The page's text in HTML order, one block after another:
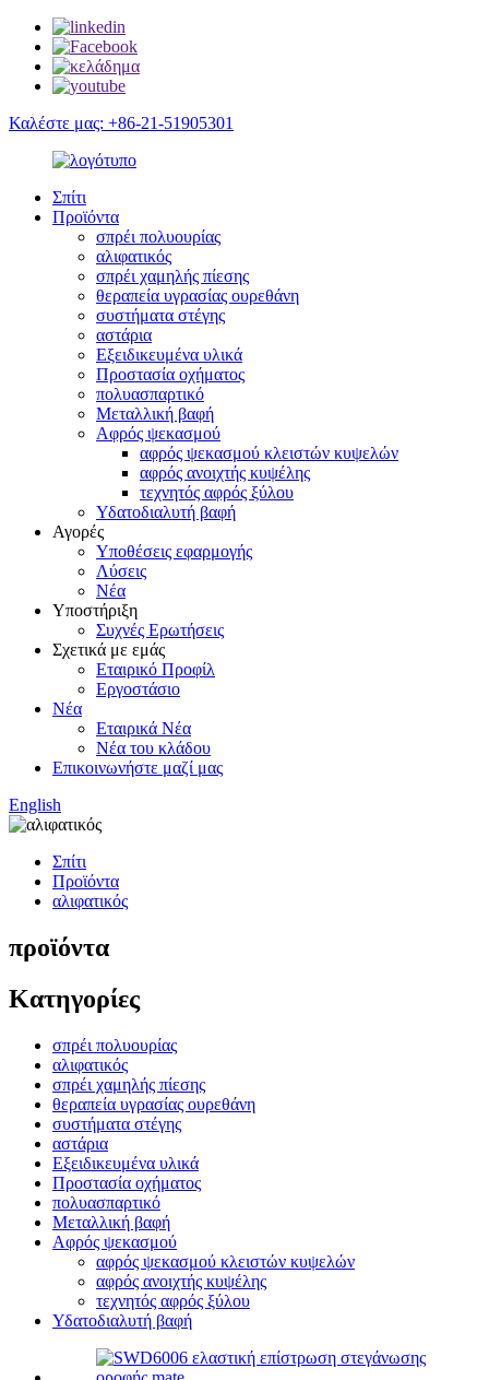
Καλέστε μας: +86-21-51905301
Σπίτι
Προϊόντα
σπρέι πολυουρίας
αλιφατικός
σπρέι χαμηλής πίεσης
θεραπεία υγρασίας ουρεθάνη
συστήματα στέγης
αστάρια
Εξειδικευμένα υλικά
Προστασία οχήματος
πολυασπαρτικό
Μεταλλική βαφή
Αφρός ψεκασμού
αφρός ψεκασμού κλειστών κυψελών
αφρός ανοιχτής κυψέλης
τεχνητός αφρός ξύλου
Υδατοδιαλυτή βαφή
Αγορές
Υποθέσεις εφαρμογής
Λύσεις
Νέα
Υποστήριξη
Συχνές Ερωτήσεις
Σχετικά με εμάς
Εταιρικό Προφίλ
Εργοστάσιο
Νέα
Εταιρικά Νέα
Νέα του κλάδου
Επικοινωνήστε μαζί μας
English
Σπίτι
Προϊόντα
αλιφατικός
προϊόντα
Κατηγορίες
σπρέι πολυουρίας
αλιφατικός
σπρέι χαμηλής πίεσης
θεραπεία υγρασίας ουρεθάνη
συστήματα στέγης
αστάρια
Εξειδικευμένα υλικά
Προστασία οχήματος
πολυασπαρτικό
Μεταλλική βαφή
Αφρός ψεκασμού
αφρός ψεκασμού κλειστών κυψελών
αφρός ανοιχτής κυψέλης
τεχνητός αφρός ξύλου
Υδατοδιαλυτή βαφή